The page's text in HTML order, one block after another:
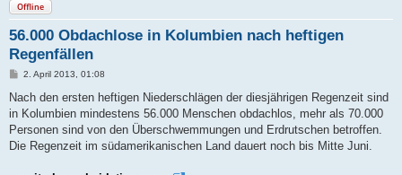
Offline
56.000 Obdachlose in Kolumbien nach heftigen
Regenfällen
B
i
a
2. April 2013, 01:08
Nach den ersten heftigen Niederschlägen der diesjährigen Regenzeit sind
in Kolumbien mindestens 56.000 Menschen obdachlos, mehr als 70.000
Personen sind von den Überschwemmungen und Erdrutschen betroffen.
Die Regenzeit im südamerikanischen Land dauert noch bis Mitte Juni.